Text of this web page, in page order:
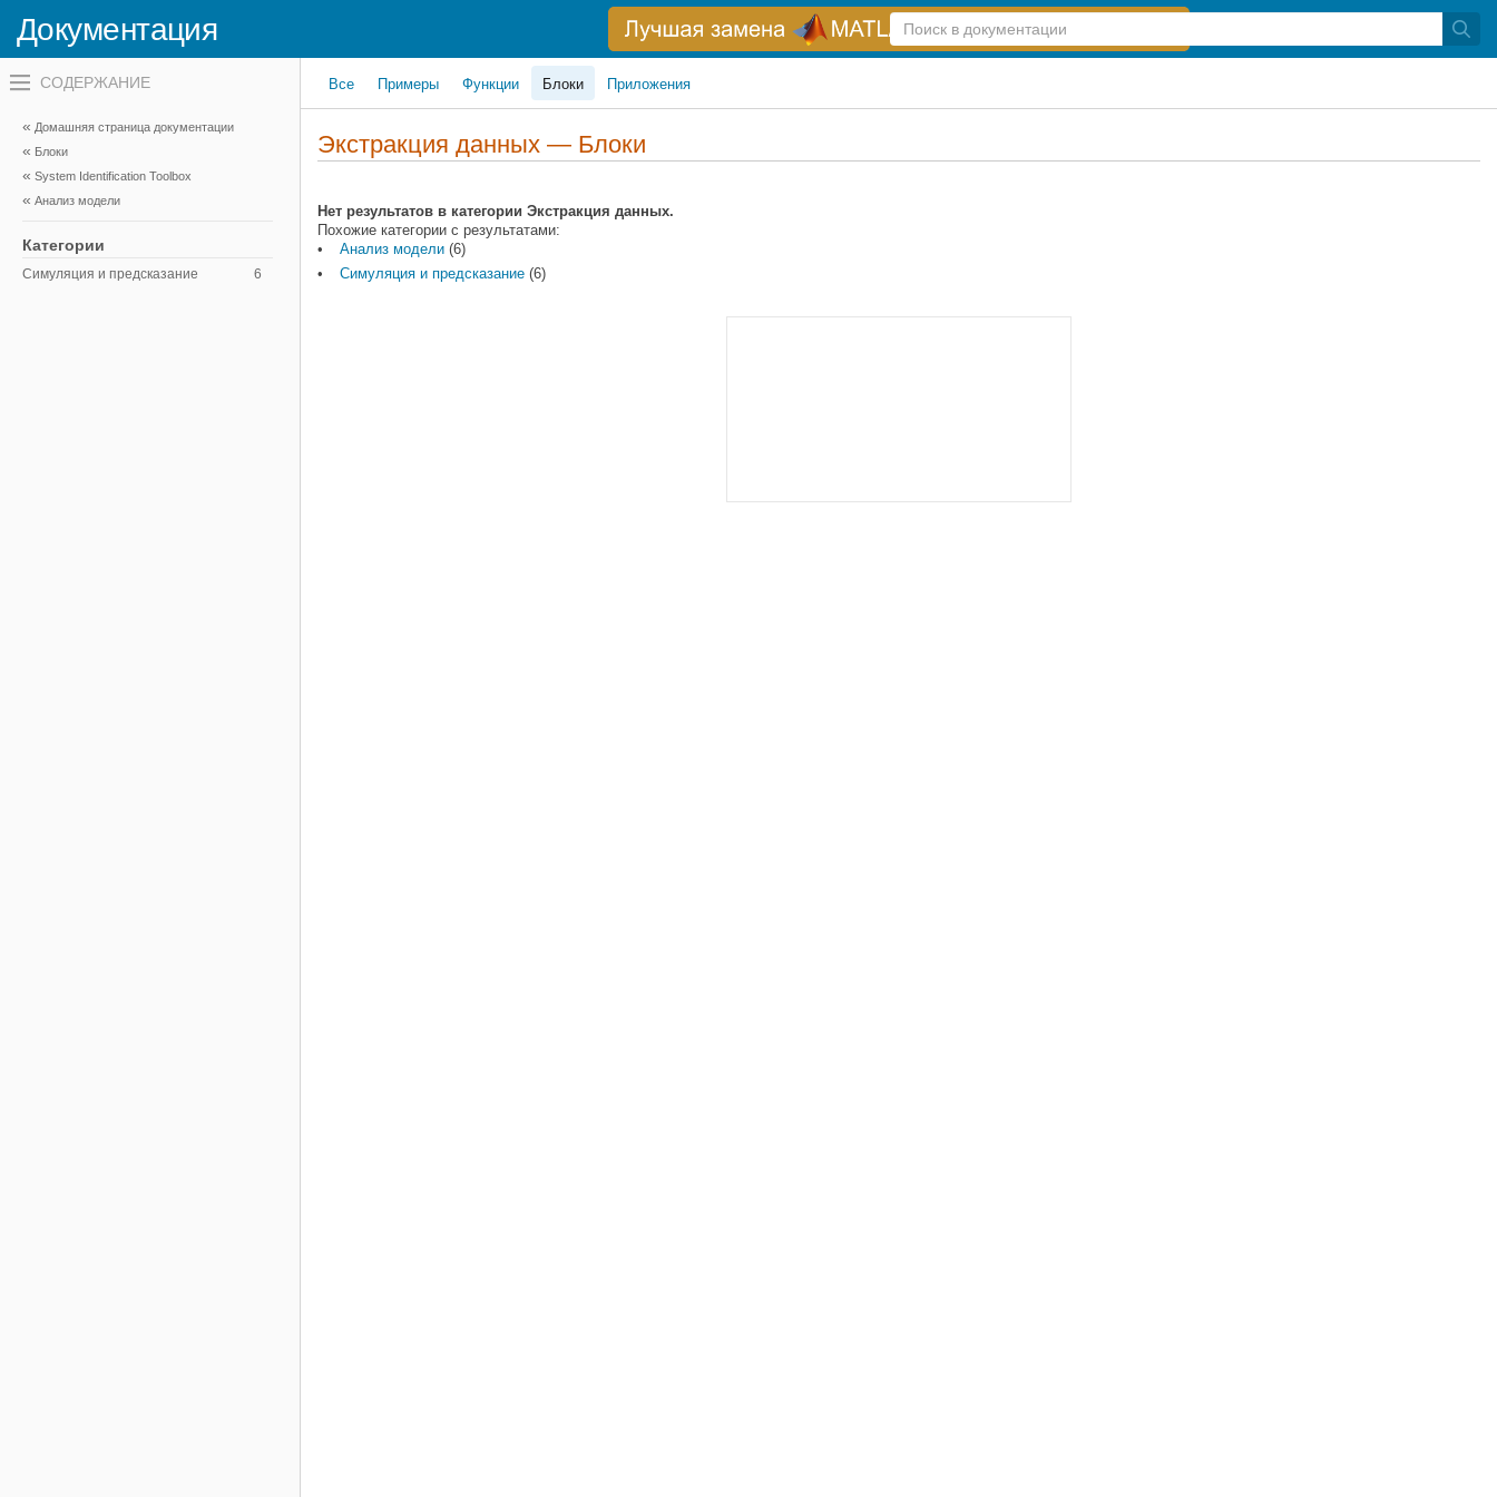
Документация
Справка
по
Переключатель
навигационного
вне
холста
переключатель
навигационного
вне
Домашняя страница документации
Блоки
System Identification Toolbox
Анализ модели
Категории
6
Симуляция и предсказание
Все Примеры Функции Блоки Приложения
Экстракция данных — Блоки
Нет результатов в категории Экстракция данных.
Похожие категории с результатами:
Анализ модели (6)
Симуляция и предсказание (6)